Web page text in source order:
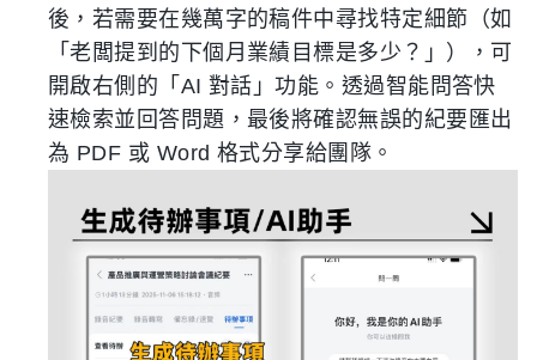
後，若需要在幾萬字的稿件中尋找特定細節（如
「老闆提到的下個月業績目標是多少？」），可
開啟右側的「AI 對話」功能。透過智能問答快
速檢索並回答問題，最後將確認無誤的紀要匯出
為 PDF 或 Word 格式分享給團隊。